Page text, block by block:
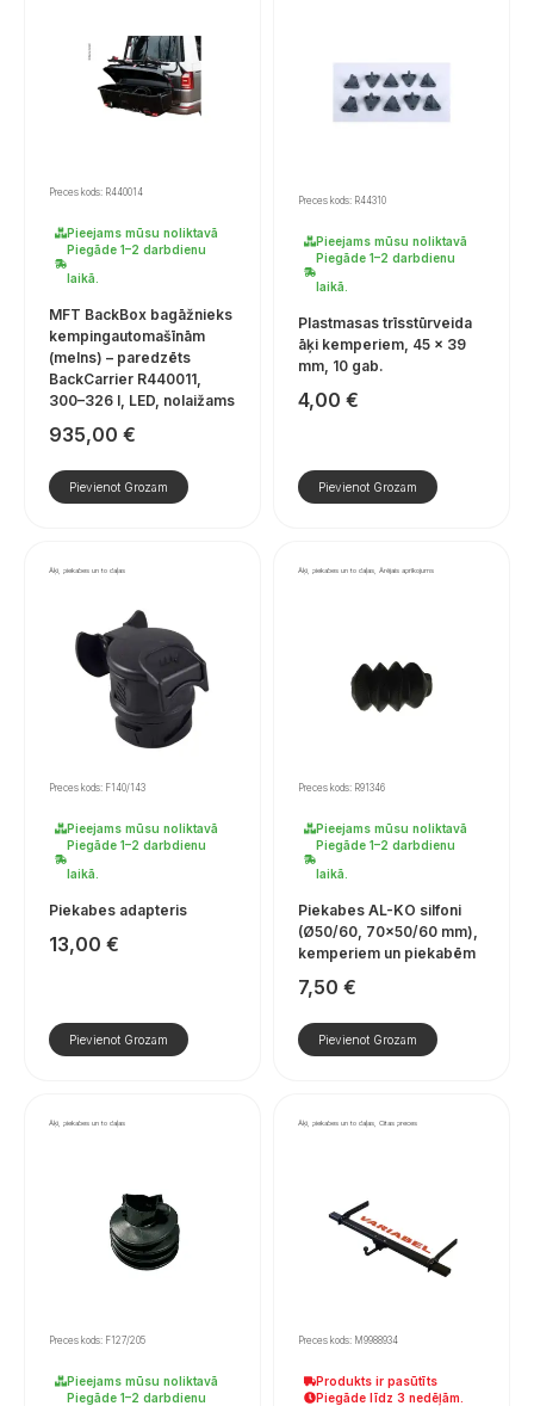
Preces kods: R440014
Pieejams mūsu noliktavā
Piegāde 1–2 darbdienu
laikā.
MFT BackBox bagāžnieks
kempingautomašīnām
(melns) – paredzēts
BackCarrier R440011,
300–326 l, LED, nolaižams
935,00 €
Pievienot Grozam
Preces kods: R44310
Pieejams mūsu noliktavā
Piegāde 1–2 darbdienu
laikā.
Plastmasas trīsstūrveida
āķi kemperiem, 45 × 39
mm, 10 gab.
4,00 €
Pievienot Grozam
Āķi, piekabes un to daļas
Preces kods: F140/143
Pieejams mūsu noliktavā
Piegāde 1–2 darbdienu
laikā.
Piekabes adapteris
13,00 €
Pievienot Grozam
Āķi, piekabes un to daļas, Ārējais aprīkojums
Preces kods: R91346
Pieejams mūsu noliktavā
Piegāde 1–2 darbdienu
laikā.
Piekabes AL-KO silfoni
(Ø50/60, 70×50/60 mm),
kemperiem un piekabēm
7,50 €
Pievienot Grozam
Āķi, piekabes un to daļas
Preces kods: F127/205
Pieejams mūsu noliktavā
Piegāde 1–2 darbdienu
Āķi, piekabes un to daļas, Citas preces
Preces kods: M9988934
Produkts ir pasūtīts
Piegāde līdz 3 nedēļām.